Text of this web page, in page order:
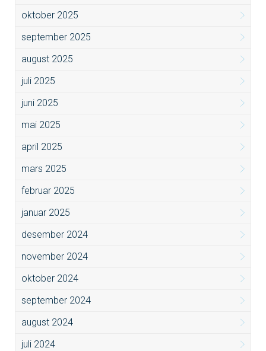
oktober 2025
september 2025
august 2025
juli 2025
juni 2025
mai 2025
april 2025
mars 2025
februar 2025
januar 2025
desember 2024
november 2024
oktober 2024
september 2024
august 2024
juli 2024